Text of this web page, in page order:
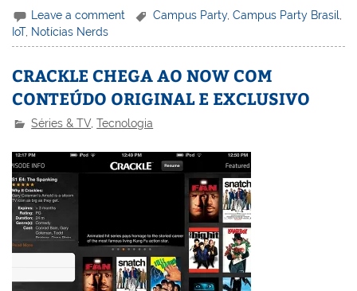
Leave a comment Campus Party,Campus Party Brasil
IoT, Notícias Nerds
CRACKLE CHEGA AO NOW COM
CONTEÚDO ORIGINAL E EXCLUSIVO
Séries & TV,Tecnologia